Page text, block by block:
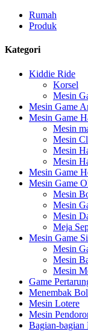
Rumah
Produk
Kategori
Kiddie Ride
Korsel
Mesin
Mesin Game
Mesin Game
Mesin
Mesin
Mesin
Mesin
Mesin Game
Mesin Game
Mesin
Mesin
Mesin
Meja
Mesin Game
Mesin
Mesin
Mesin
Game
Menembak
Mesin Lotere
Mesin
Bagian-bagian